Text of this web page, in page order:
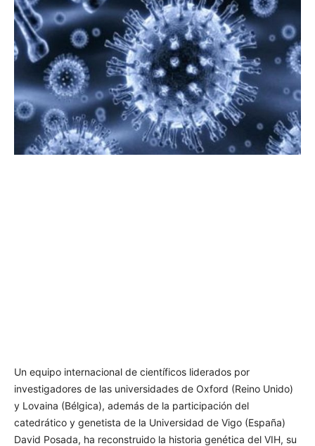
Un equipo internacional de científicos liderados por
investigadores de las universidades de Oxford (Reino Unido)
y Lovaina (Bélgica), además de la participación del
catedrático y genetista de la Universidad de Vigo (España)
David Posada, ha reconstruido la historia genética del VIH, su